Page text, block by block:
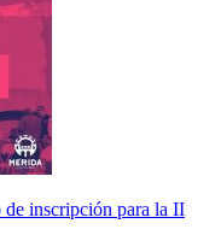
inscripción para la II